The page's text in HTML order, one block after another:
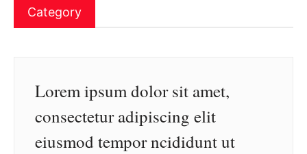
Category
Lorem ipsum dolor sit amet,
consectetur adipiscing elit
eiusmod tempor ncididunt ut